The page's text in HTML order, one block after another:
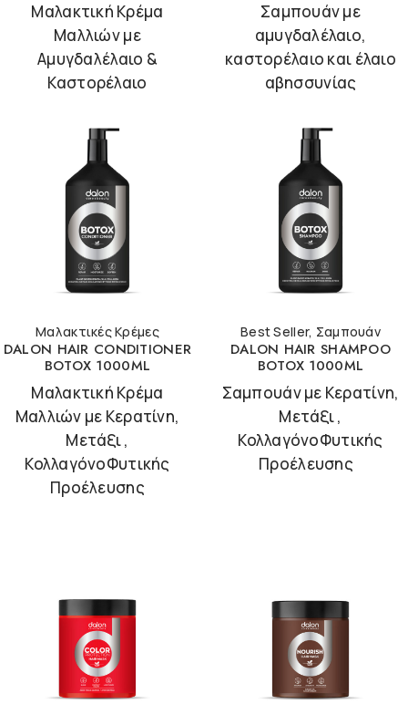
Μαλακτική Κρέμα
Μαλλιών με
Αμυγδαλέλαιο &
Καστορέλαιο
Σαμπουάν με
αμυγδαλέλαιο,
καστορέλαιο και έλαιο
αβησσυνίας
Μαλακτικές Κρέμες
DALON HAIR CONDITIONER
BOTOX 1000ML
Μαλακτική Κρέμα
Μαλλιών με Κερατίνη,
Μετάξι ,
ΚολλαγόνοΦυτικής
Προέλευσης
Best Seller, Σαμπουάν
DALON HAIR SHAMPOO
BOTOX 1000ML
Σαμπουάν με Κερατίνη,
Μετάξι ,
ΚολλαγόνοΦυτικής
Προέλευσης